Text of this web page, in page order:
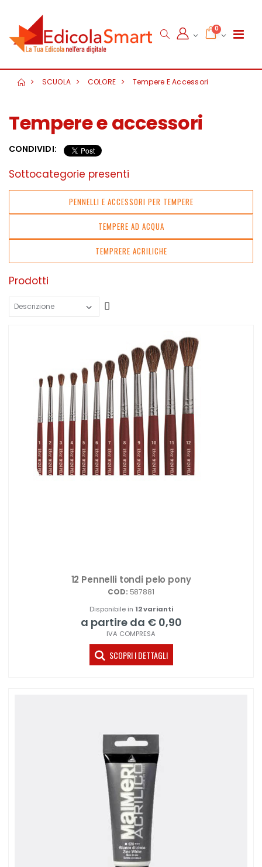
0
SCUOLA COLORE Tempere E Accessori
Tempere e accessori
CONDIVIDI:
Sottocategorie presenti
PENNELLI E ACCESSORI PER TEMPERE
TEMPERE AD ACQUA
TEMPRERE ACRILICHE
Prodotti
12 Pennelli tondi pelo pony
COD: 587881
Disponibile in 12 varianti
a partire da € 0,90
IVA COMPRESA
SCOPRI I DETTAGLI